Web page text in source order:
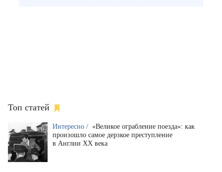
Топ статей
Интересно / «Великое ограбление поезда»: как
произошло самое дерзкое преступление
в Англии XX века